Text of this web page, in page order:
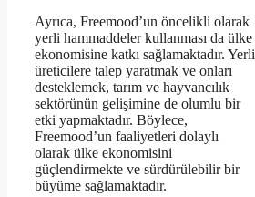
Ayrıca, Freemood’un öncelikli olarak
yerli hammaddeler kullanması da ülke
ekonomisine katkı sağlamaktadır. Yerli
üreticilere talep yaratmak ve onları
desteklemek, tarım ve hayvancılık
sektörünün gelişimine de olumlu bir
etki yapmaktadır. Böylece,
Freemood’un faaliyetleri dolaylı
olarak ülke ekonomisini
güçlendirmekte ve sürdürülebilir bir
büyüme sağlamaktadır.